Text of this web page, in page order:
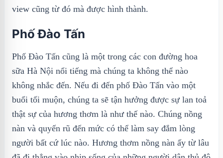
view cũng từ đó mà được hình thành.
Phố Đào Tấn
Phố Đào Tấn cũng là một trong các con đường hoa
sữa Hà Nội nổi tiếng mà chúng ta không thể nào
không nhắc đến. Nếu đi đến phố Đào Tấn vào một
buổi tối muộn, chúng ta sẽ tận hưởng được sự lan toả
thật sự của hương thơm là như thế nào. Chúng nồng
nàn và quyến rũ đến mức có thể làm say đắm lòng
người bất cứ lúc nào. Hương thơm nồng nàn ấy từ lâu